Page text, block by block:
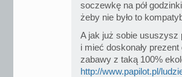
soczewkę na pół
żeby nie było to
A jak już sobie ususzysz
i mieć doskonały
zabawy z taką 100%
http://www.papilot.pl/